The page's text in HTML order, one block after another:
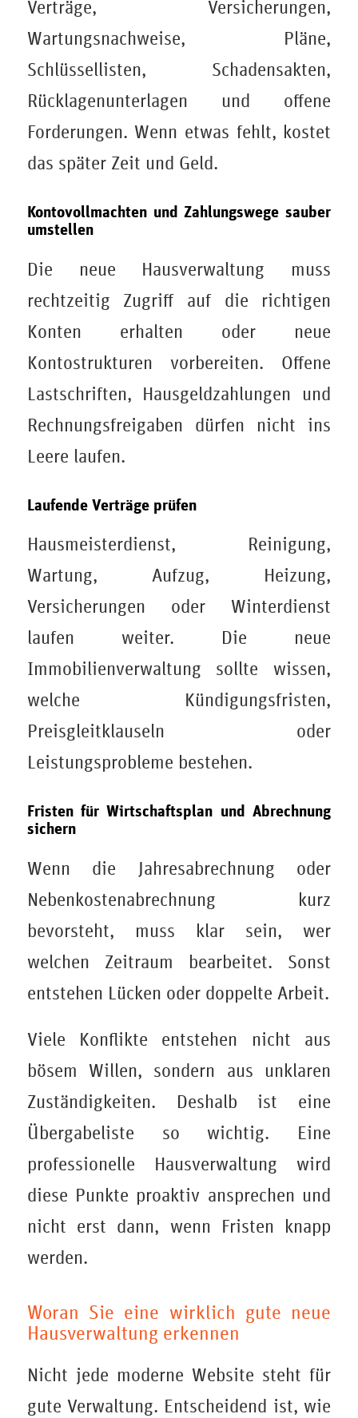
Verträge, Versicherungen,
Wartungsnachweise, Pläne,
Schlüssellisten, Schadensakten,
Rücklagenunterlagen und offene
Forderungen. Wenn etwas fehlt, kostet
das später Zeit und Geld.
Kontovollmachten und Zahlungswege sauber
umstellen
Die neue Hausverwaltung muss
rechtzeitig Zugriff auf die richtigen
Konten erhalten oder neue
Kontostrukturen vorbereiten. Offene
Lastschriften, Hausgeldzahlungen und
Rechnungsfreigaben dürfen nicht ins
Leere laufen.
Laufende Verträge prüfen
Hausmeisterdienst, Reinigung,
Wartung, Aufzug, Heizung,
Versicherungen oder Winterdienst
laufen weiter. Die neue
Immobilienverwaltung sollte wissen,
welche Kündigungsfristen,
Preisgleitklauseln oder
Leistungsprobleme bestehen.
Fristen für Wirtschaftsplan und Abrechnung
sichern
Wenn die Jahresabrechnung oder
Nebenkostenabrechnung kurz
bevorsteht, muss klar sein, wer
welchen Zeitraum bearbeitet. Sonst
entstehen Lücken oder doppelte Arbeit.
Viele Konflikte entstehen nicht aus
bösem Willen, sondern aus unklaren
Zuständigkeiten. Deshalb ist eine
Übergabeliste so wichtig. Eine
professionelle Hausverwaltung wird
diese Punkte proaktiv ansprechen und
nicht erst dann, wenn Fristen knapp
werden.
Woran Sie eine wirklich gute neue
Hausverwaltung erkennen
Nicht jede moderne Website steht für
gute Verwaltung. Entscheidend ist, wie